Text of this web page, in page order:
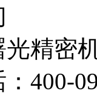
光精密
400-